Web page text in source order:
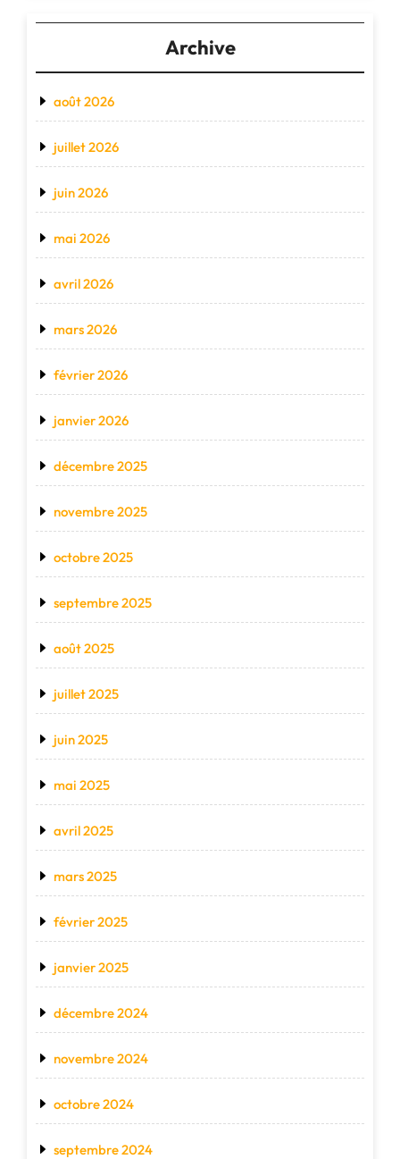
Archive
août 2026
juillet 2026
juin 2026
mai 2026
avril 2026
mars 2026
février 2026
janvier 2026
décembre 2025
novembre 2025
octobre 2025
septembre 2025
août 2025
juillet 2025
juin 2025
mai 2025
avril 2025
mars 2025
février 2025
janvier 2025
décembre 2024
novembre 2024
octobre 2024
septembre 2024